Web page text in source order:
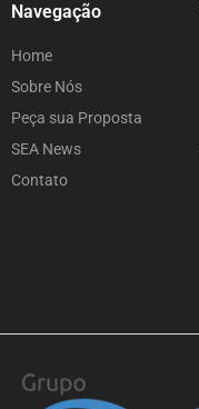
Navegação
Home
Sobre Nós
Peça sua Proposta
SEA News
Contato